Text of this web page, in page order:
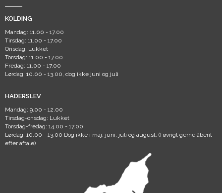
KOLDING
Mandag: 11.00 - 17.00
Tirsdag: 11.00 - 17.00
Onsdag: Lukket
Torsdag: 11.00 - 17.00
Fredag: 11.00 - 17.00
Lørdag: 10.00 - 13.00, dog ikke juni og juli
HADERSLEV
Mandag: 9.00 - 12.00
Tirsdag-onsdag: Lukket
Torsdag-fredag: 14.00 - 17.00
Lørdag: 10.00 - 13.00 Dog ikke i maj, juni, juli og august. (I øvrigt gerne åbent
efter aftale)